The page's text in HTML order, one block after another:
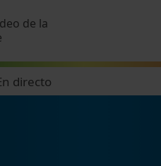
de la
directo